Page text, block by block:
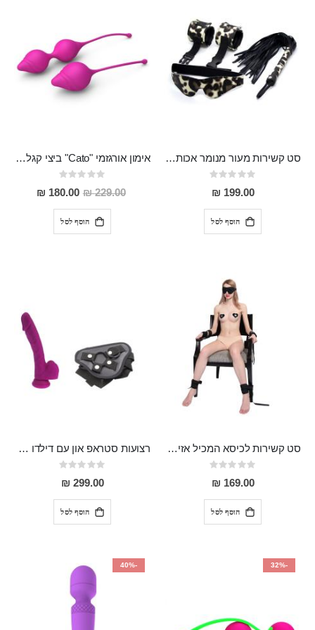
סט קשירות מעור מנומר אכותי המכיל כיסוי עיניים אזיקים ושוט "Plutus"
Rating:
0%
199.00 ₪
הוסף לסל
אימון אורגזמי "Cato" ביצי קגל מסיליקון רפואי עם משקולת
Rating:
0%
229.00 ₪
מחיר
מבצע
180.00 ₪
הוסף לסל
סט קשירות לכיסא המכיל אזיקים לידיים ,אזיקים לרגליים וכיסוי עיניים Egon
Rating:
0%
169.00 ₪
הוסף לסל
רצועות סטראפ און עם דילדו 20 ס"מ "Lear"
Rating:
0%
299.00 ₪
הוסף לסל
-32%
-40%